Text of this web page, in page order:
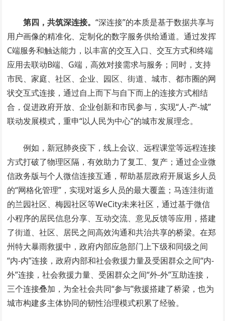
第四，共筑深连接。“深连接”的本质是基于数据共享与
用户画像的精准化、定制化的数字服务供给通道。通过发挥
C端服务和触达能力，以丰富的交互入口、交互方式和终端
应用去联动B端、G端，高效对接需求与服务；同时，支持
市民、家庭、社区、企业、园区、街道、城市、都市圈的网
状交互式连接，通过自上而下与自下而上的连接方式相结
合，促进政府开放、企业创新和市民参与，实现“人-产-城”
联动发展模式，重申“以人民为中心”的城市发展理念。
例如，新冠肺炎疫下，线上会议、远程课堂等远程连接
方式打破了物理区隔，有效助力了复工、复产；通过企业微
信政务版与个人微信连接互通，帮助基层政府开展返乡人员
的“网格化管理”，实现对返乡人员的最大覆盖；马连洼街道
的兰园社区、梅园社区等WeCity未来社区，通过基于微信
小程序的居民信息分享、互动交流、意见反馈等应用，搭建
了街道、社区、居民之间高效沟通和共治共享的桥梁。在郑
州特大暴雨救援中，政府内部应急部门上下级和同级之间
“内-内”连接，政府内部和社会救援力量及受困群众之间“内-
外”连接，社会救援力量、受困群众之间“外-外”互助连接，
三个连接叠加，为全社会共同“参与”救援搭建了桥梁，也为
城市构建多主体协同的韧性治理模式积累了经验。